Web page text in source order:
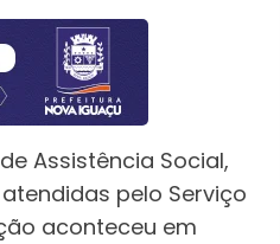
Assistência Social,
pelo Serviço
aconteceu em